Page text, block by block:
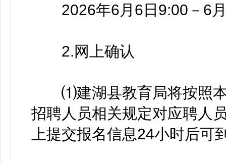
2026年6月6日9:00－6月
2.网上确认
⑴建湖县教育局将按照本
招聘人员相关规定对应聘人
上提交报名信息24小时后